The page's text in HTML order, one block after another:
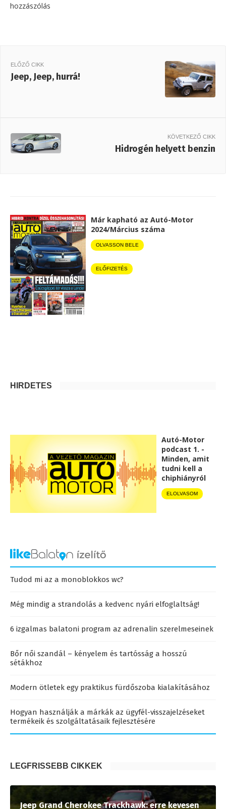
hozzászólás
ELŐZŐ CIKK
Jeep, Jeep, hurrá!
KÖVETKEZŐ CIKK
Hidrogén helyett benzin
Már kapható az Autó-Motor
2024/Március száma
OLVASSON BELE
ELŐFIZETÉS
HIRDETÉS
Autó-Motor
podcast 1. -
Minden, amit
tudni kell a
chiphiányról
ELOLVASOM
Tudod mi az a monoblokkos wc?
Még mindig a strandolás a kedvenc nyári elfoglaltság!
6 izgalmas balatoni program az adrenalin szerelmeseinek
Bőr női szandál – kényelem és tartósság a hosszú
sétákhoz
Modern ötletek egy praktikus fürdőszoba kialakításához
Hogyan használják a márkák az ügyfél-visszajelzéseket
termékeik és szolgáltatásaik fejlesztésére
LEGFRISSEBB CIKKEK
Jeep Grand Cherokee Trackhawk: erre kevesen